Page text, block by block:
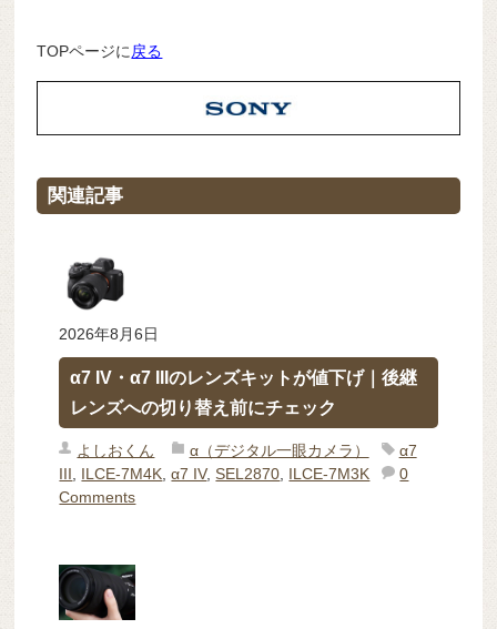
TOPページに 戻る
関連記事
2026年8月6日
α7 IV・α7 IIIのレンズキットが値下げ｜後継
レンズへの切り替え前にチェック
よしおくん α（デジタル一眼カメラ）
α7
III, ILCE-7M4K,α7 IV,SEL2870, ILCE-7M3K
0
Comments